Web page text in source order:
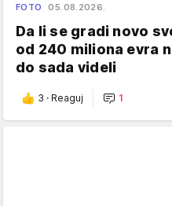
FOTO 05.08.2026.
Da li se gradi novo
od 240 miliona evra
do sada videli
3 · Reaguj 1